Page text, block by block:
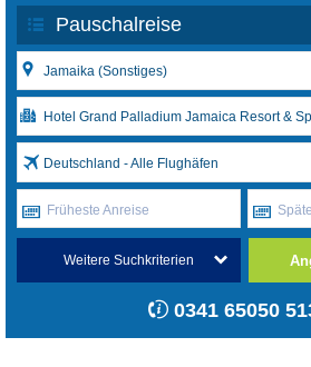
Deutschland - Alle Flughäfen
Früheste Anreise
Weitere Suchkriterien
0341 65050